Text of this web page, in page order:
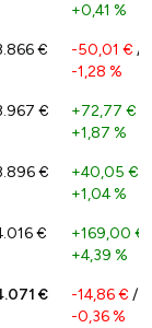
+0,41 %
€ -50,01 € /
-1,28 %
€ +72,77 €
+1,87 %
€ +40,05 €
+1,04 %
€ +169,00 €
+4,39 %
€ -14,86 € /
-0,36 %